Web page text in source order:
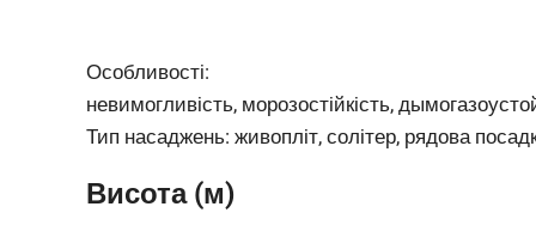
Особливості:
невимогливість, морозостійкість,
Тип насаджень: живопліт, солітер, рядова
Висота (м)